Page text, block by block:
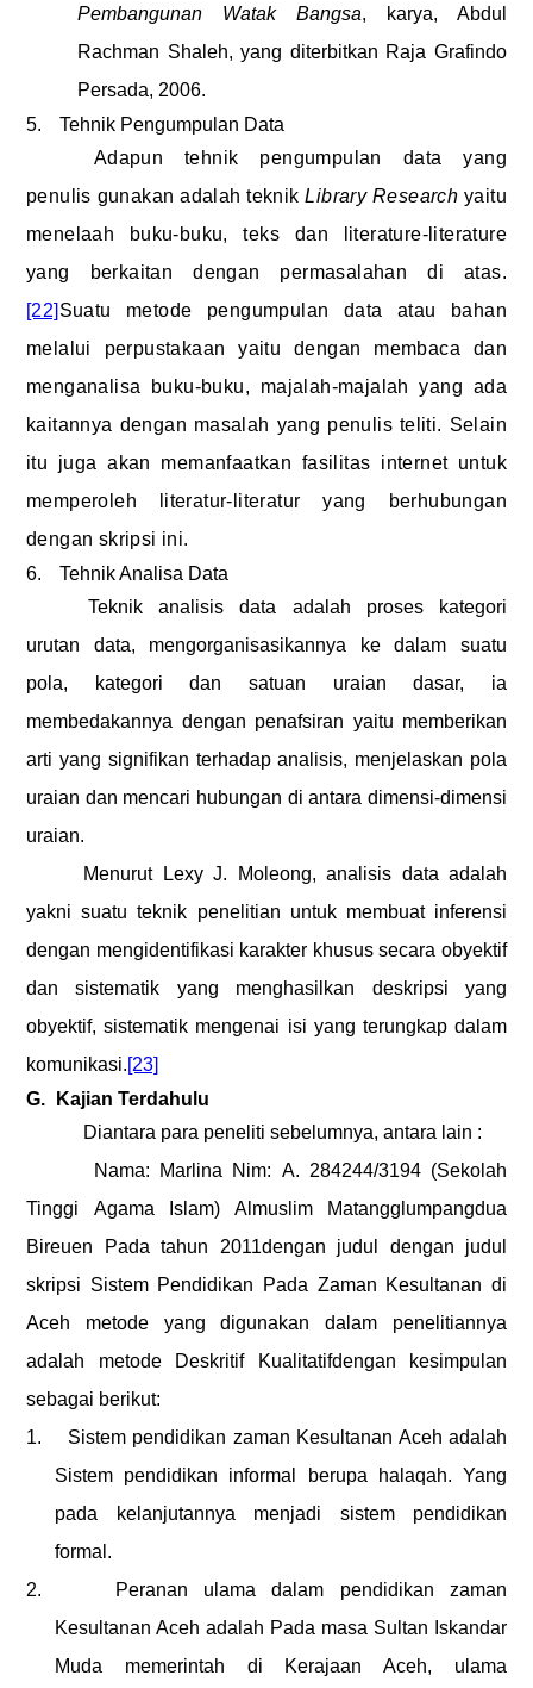
Pembangunan Watak Bangsa, karya, Abdul
Rachman Shaleh, yang diterbitkan Raja Grafindo
Persada, 2006.
5.
Tehnik Pengumpulan Data
Adapun tehnik pengumpulan data yang
penulis gunakan adalah teknikLibrary Research yaitu
menelaah buku-buku, teks dan literature-literature
yang berkaitan dengan permasalahan di atas.
[22] Suatu metode pengumpulan data atau bahan
melalui perpustakaan yaitu dengan membaca dan
menganalisa buku-buku, majalah-majalah yang ada
kaitannya dengan masalah yang penulis teliti. Selain
itu juga akan memanfaatkan fasilitas internet untuk
memperoleh literatur-literatur yang berhubungan
dengan skripsi ini.
6.
Tehnik Analisa Data
Teknik analisis data adalah proses kategori
urutan data, mengorganisasikannya ke dalam suatu
pola, kategori dan satuan uraian dasar, ia
membedakannya dengan penafsiran yaitu memberikan
arti yang signifikan terhadap analisis, menjelaskan pola
uraian dan mencari hubungan di antara dimensi-dimensi
uraian.
Menurut Lexy J. Moleong, analisis data adalah
yakni suatu teknik penelitian untuk membuat inferensi
dengan mengidentifikasi karakter khusus secara obyektif
dan sistematik yang menghasilkan deskripsi yang
obyektif, sistematik mengenai isi yang terungkap dalam
komunikasi.[23]
G.
Kajian Terdahulu
Diantara para peneliti sebelumnya, antara lain :
Nama:
Marlina Nim: A. 284244/3194 (Sekolah
Tinggi Agama Islam) Almuslim Matangglumpangdua
Bireuen Pada tahun 2011dengan judul dengan judul
skripsi Sistem Pendidikan Pada Zaman Kesultanan di
Aceh metode yang digunakan dalam penelitiannya
adalah metode DeskritifKualitatifdengan kesimpulan
sebagai berikut:
1.
Sistem pendidikan zaman Kesultanan Aceh adalah
Sistem pendidikan informal berupa halaqah. Yang
pada kelanjutannya menjadi sistem pendidikan
formal.
2.
Peranan ulama dalam pendidikan zaman
Kesultanan Aceh adalah Pada masa Sultan Iskandar
Muda memerintah di Kerajaan Aceh, ulama